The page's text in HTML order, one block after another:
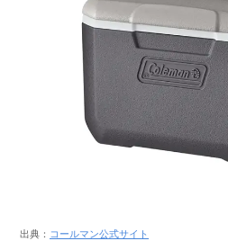
出典： コールマン公式サイト